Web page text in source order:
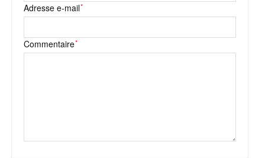
Adresse e-mail*
Commentaire*